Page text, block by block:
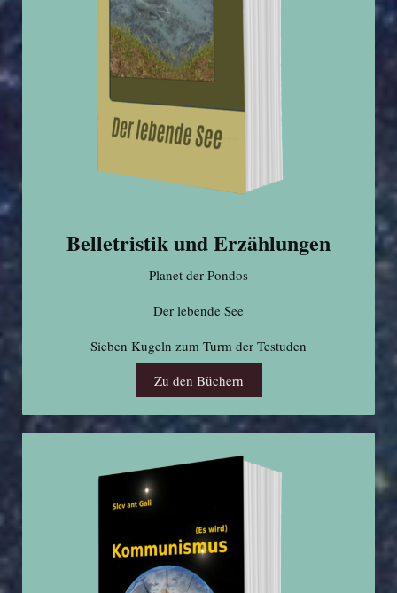
Belletristik und Erzählungen
Planet der Pondos
Der lebende See
Sieben Kugeln zum Turm der Testuden
Zu den Büchern